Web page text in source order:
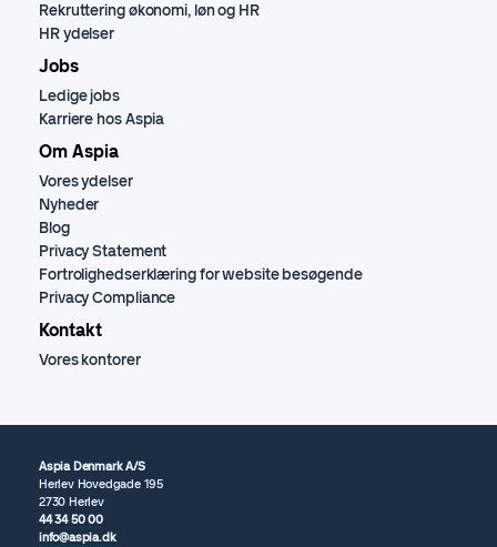
Rekruttering økonomi, løn og HR
HR ydelser
Jobs
Ledige jobs
Karriere hos Aspia
Om Aspia
Vores ydelser
Nyheder
Blog
Privacy Statement
Fortrolighedserklæring for website besøgende
Privacy Compliance
Kontakt
Vores kontorer
Aspia Denmark A/S
Herlev Hovedgade 195
2730 Herlev
44 34 50 00
info@aspia.dk